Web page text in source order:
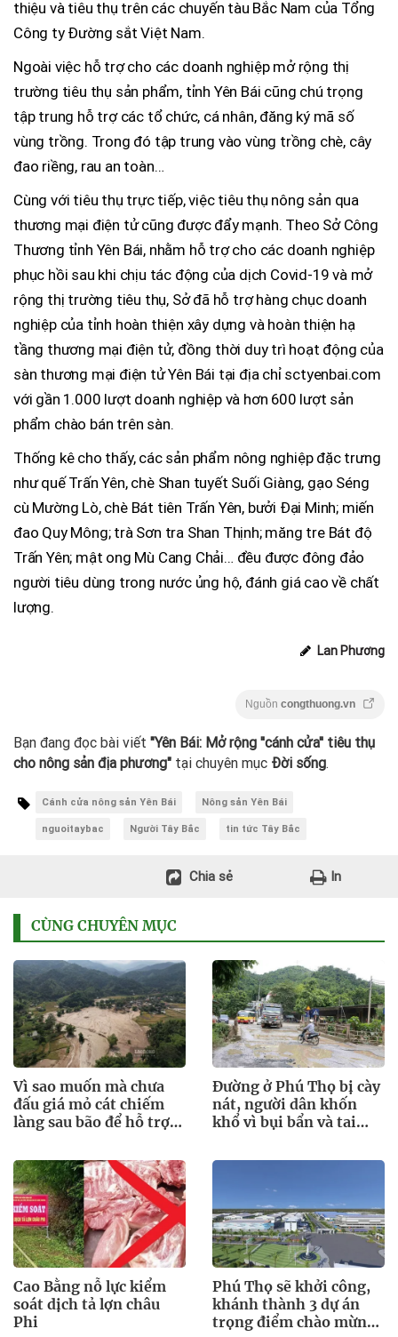
thiệu và tiêu thụ trên các chuyến tàu Bắc Nam của Tổng
Công ty Đường sắt Việt Nam.
Ngoài việc hỗ trợ cho các doanh nghiệp mở rộng thị
trường tiêu thụ sản phẩm, tỉnh Yên Bái cũng chú trọng
tập trung hỗ trợ các tổ chức, cá nhân, đăng ký mã số
vùng trồng. Trong đó tập trung vào vùng trồng chè, cây
đao riềng, rau an toàn…
Cùng với tiêu thụ trực tiếp, việc tiêu thụ nông sản qua
thương mại điện tử cũng được đẩy mạnh. Theo Sở Công
Thương tỉnh Yên Bái, nhằm hỗ trợ cho các doanh nghiệp
phục hồi sau khi chịu tác động của dịch Covid-19 và mở
rộng thị trường tiêu thụ, Sở đã hỗ trợ hàng chục doanh
nghiệp của tỉnh hoàn thiện xây dựng và hoàn thiện hạ
tầng thương mại điện tử, đồng thời duy trì hoạt động của
sàn thương mại điện tử Yên Bái tại địa chỉ sctyenbai.com
với gần 1.000 lượt doanh nghiệp và hơn 600 lượt sản
phẩm chào bán trên sàn.
Thống kê cho thấy, các sản phẩm nông nghiệp đặc trưng
như quế Trấn Yên, chè Shan tuyết Suối Giàng, gạo Séng
cù Mường Lò, chè Bát tiên Trấn Yên, bưởi Đại Minh; miến
đao Quy Mông; trà Sơn tra Shan Thịnh; măng tre Bát độ
Trấn Yên; mật ong Mù Cang Chải… đều được đông đảo
người tiêu dùng trong nước ủng hộ, đánh giá cao về chất
lượng.
Lan Phương
Nguồn congthuong.vn
Bạn đang đọc bài viết "Yên Bái: Mở rộng ''cánh cửa'' tiêu thụ
cho nông sản địa phương" tại chuyên mục Đời sống.
Cánh cửa nông sản Yên Bái Nông sản Yên Bái
nguoitaybac Người Tây Bắc tin tức Tây Bắc
Chia sẻ In
CÙNG CHUYÊN MỤC
Vì sao muốn mà chưa
đấu giá mỏ cát chiếm
làng sau bão để hỗ trợ
Đường ở Phú Thọ bị cày
nát, người dân khốn
khổ vì bụi bẩn và tai
Cao Bằng nỗ lực kiểm
soát dịch tả lợn châu
Phi
Phú Thọ sẽ khởi công,
khánh thành 3 dự án
trọng điểm chào mừng